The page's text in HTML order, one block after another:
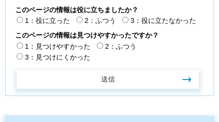
このページの情報は役に立ちましたか？
1：役に立った
2：ふつう
3：役に立たなかった
このページの情報は見つけやすかったですか？
1：見つけやすかった
2：ふつう
3：見つけにくかった